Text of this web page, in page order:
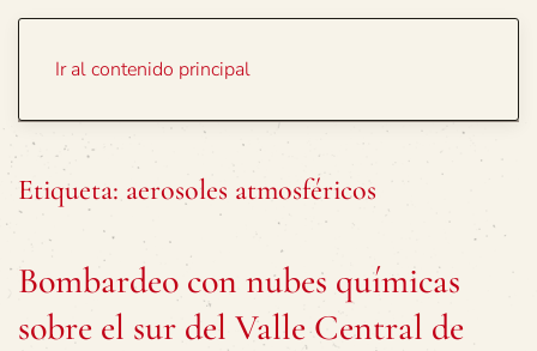
Ir al contenido principal
Etiqueta: aerosoles atmosféricos
Bombardeo con nubes químicas
sobre el sur del Valle Central de